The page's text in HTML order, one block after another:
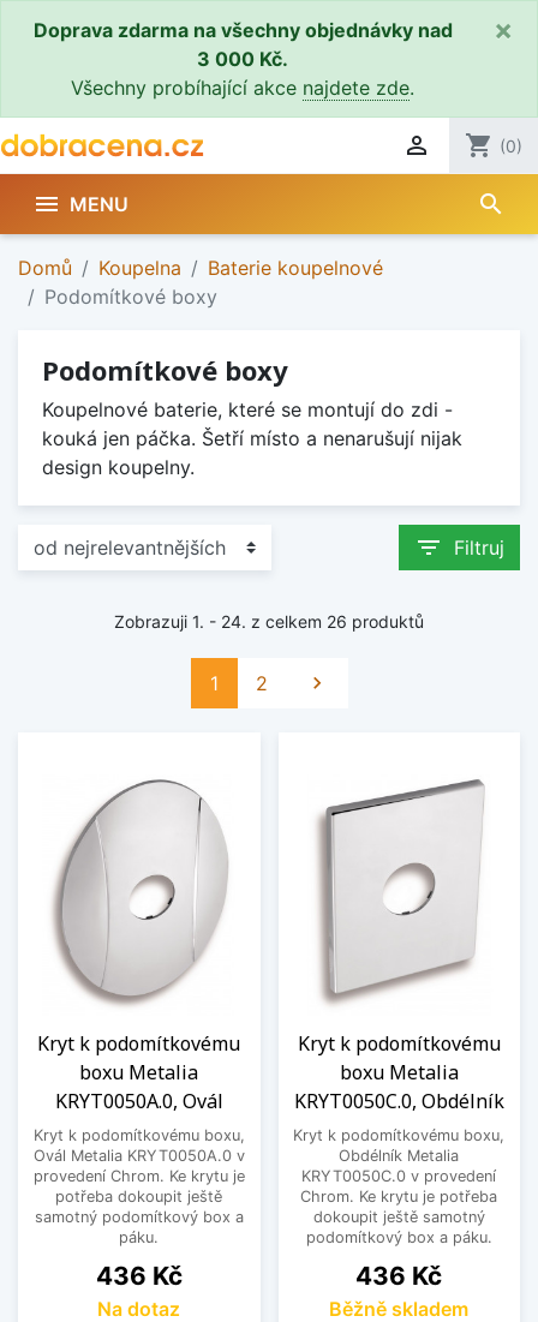
Doprava zdarma na všechny objednávky nad
3 000 Kč.
Všechny probíhající akce najdete zde.
×
 shopping_cart (0)
 MENU search
Domů Koupelna
Baterie koupelnové
Podomítkové boxy
Podomítkové boxy
Koupelnové baterie, které se montují do zdi -
kouká jen páčka. Šetří místo a nenarušují nijak
design koupelny.
filter_list Filtruj
Zobrazuji 1. - 24. z celkem 26 produktů
1 2 Další

Kryt k podomítkovému
boxu Metalia
KRYT0050A.0, Ovál
Kryt k podomítkovému boxu,
Ovál Metalia KRYT0050A.0 v
provedení Chrom. Ke krytu je
potřeba dokoupit ještě
samotný podomítkový box a
páku.
Cena
436 Kč
Na dotaz
Kryt k podomítkovému
boxu Metalia
KRYT0050C.0, Obdélník
Kryt k podomítkovému boxu,
Obdélník Metalia
KRYT0050C.0 v provedení
Chrom. Ke krytu je potřeba
dokoupit ještě samotný
podomítkový box a páku.
Cena
436 Kč
Běžně skladem